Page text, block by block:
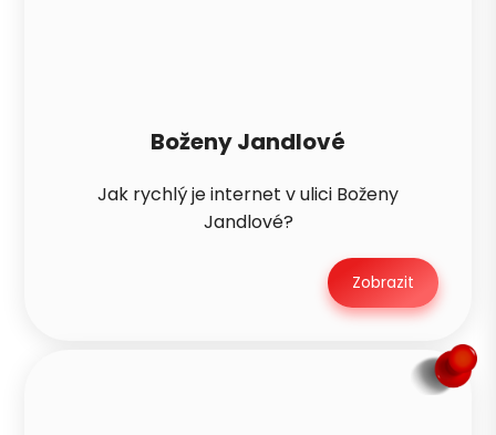
Boženy Jandlové
Jak rychlý je internet v ulici Boženy
Jandlové?
Zobrazit